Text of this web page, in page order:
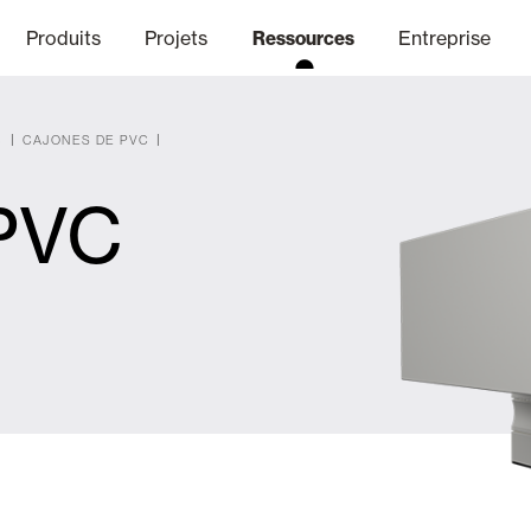
Produits
Volets Battants Pliables et
Projets Ressources Entreprise
Éthique
CAJONES DE PVC